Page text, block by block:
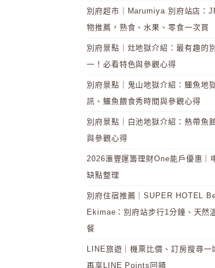
別府超市｜Marumiya 別府站店：
物推薦，熟食、水果、零食一次買
別府景點｜灶地獄介紹：最有趣的
一！必看特色與參觀心得
別府景點｜鬼山地獄介紹：鱷魚地
訊、鱷魚餵食秀時間與參觀心得
別府景點｜白池地獄介紹：熱帶魚
與參觀心得
2026滙豐運籌理財One能戶優惠｜
缺點整理
別府住宿推薦｜SUPER HOTEL
Ekimae：別府站步行1分鐘、天然
餐
LINE旅遊｜機票比價、訂房搜尋一
再享LINE Points回饋